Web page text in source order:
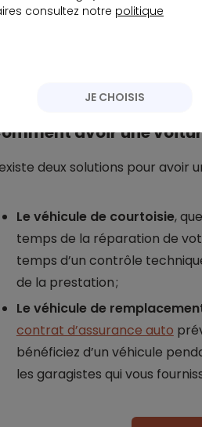
(freins, échappement,
glace, pneumatiques,
avoir une
deux solutions pour avoir
Le véhicule de courtoisie,
temps de la réparation de
temps d’un contrôle
de la prestation ;
Le véhicule de
contrat d’assurance auto
bénéficiez d’un véhicule
les garagistes qui vous
consultez notre politique
JE CHOISIS